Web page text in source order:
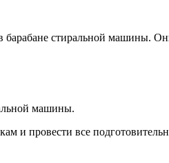
барабане стиральной машины.
машины.
и провести все